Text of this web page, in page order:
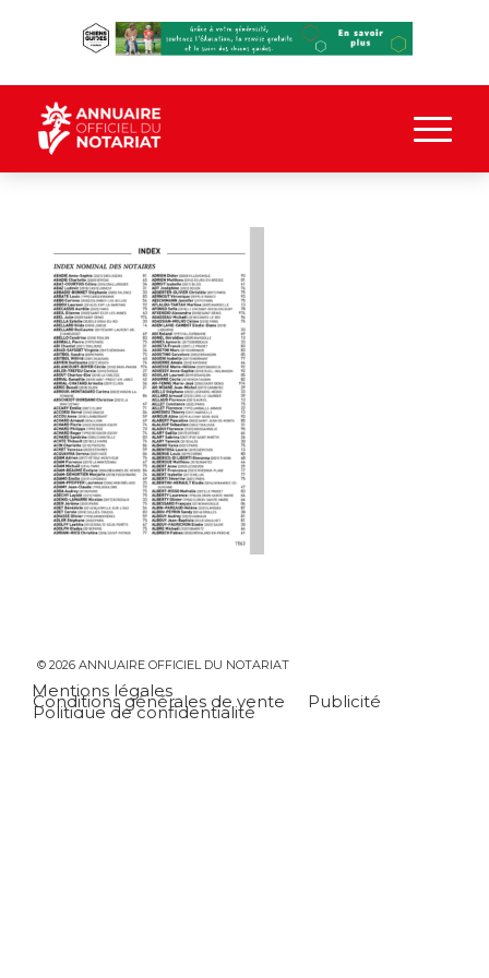
© 2026 ANNUAIRE OFFICIEL DU NOTARIAT
Mentions légales
Conditions générales de vente Publicité
Politique de confidentialité